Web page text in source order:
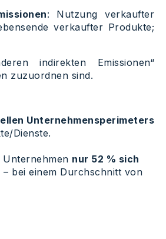
: Nutzung verkaufter
verkaufter Produkte;
indirekten Emissionen“
zuzuordnen sind.
Unternehmensperimeters
Dienste.
nur 52 % sich
– bei einem Durchschnitt von